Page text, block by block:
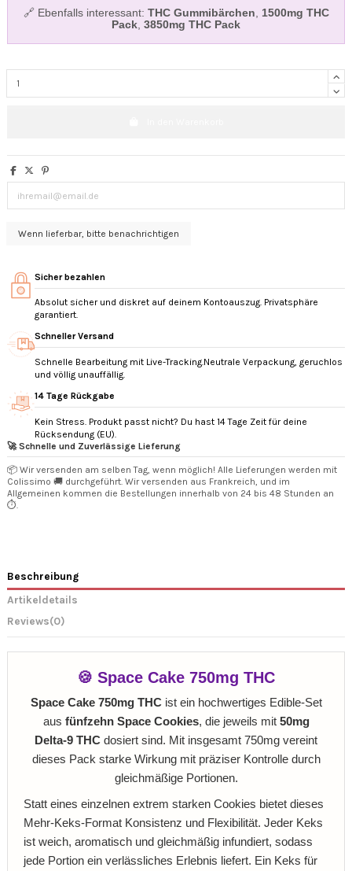
🔗 Ebenfalls interessant: THC Gummibärchen, 1500mg THC
Pack, 3850mg THC Pack
Sicher bezahlen
Absolut sicher und diskret auf deinem Kontoauszug. Privatsphäre
garantiert.
Schneller Versand
Schnelle Bearbeitung mit Live-Tracking.Neutrale Verpackung, geruchlos
und völlig unauffällig.
14 Tage Rückgabe
Kein Stress. Produkt passt nicht? Du hast 14 Tage Zeit für deine
Rücksendung (EU).
🚀 Schnelle und Zuverlässige Lieferung
📦 Wir versenden am selben Tag, wenn möglich! Alle Lieferungen werden mit
Colissimo 🚚 durchgeführt. Wir versenden aus Frankreich, und im
Allgemeinen kommen die Bestellungen innerhalb von 24 bis 48 Stunden an
⏱️.
Beschreibung
Artikeldetails
Reviews(0)
🍪 Space Cake 750mg THC
Space Cake 750mg THCist ein hochwertiges Edible‑Set
aus fünfzehn Space Cookies, die jeweils mit 50mg
Delta‑9 THC dosiert sind. Mit insgesamt 750mg vereint
dieses Pack starke Wirkung mit präziser Kontrolle durch
gleichmäßige Portionen.
Statt eines einzelnen extrem starken Cookies bietet dieses
Mehr‑Keks‑Format Konsistenz und Flexibilität. Jeder Keks
ist weich, aromatisch und gleichmäßig infundiert, sodass
jede Portion ein verlässliches Erlebnis liefert. Ein Keks für